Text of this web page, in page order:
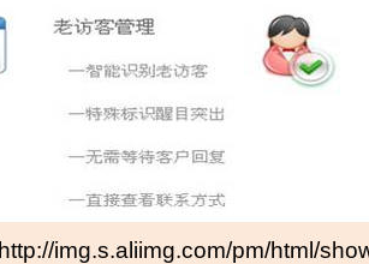
http://img.s.aliimg.com/pm/html/